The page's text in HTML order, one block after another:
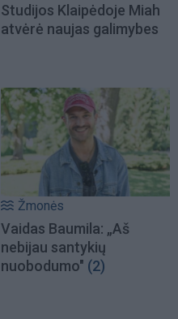
Studijos Klaipėdoje Miah
atvėrė naujas galimybes
Žmonės
Vaidas Baumila: „Aš
nebijau santykių
nuobodumo" (2)